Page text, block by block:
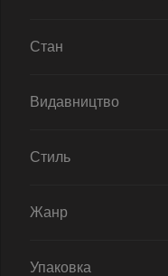
Стан
Видавництво
Стиль
Жанр
Упаковка